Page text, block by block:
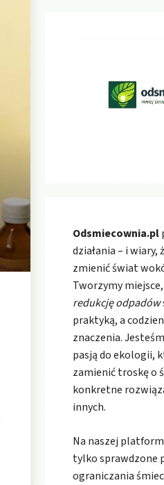
Odsmiecownia.pl
działania – i wiary,
zmienić świat
Tworzymy
redukcję odpadów
praktyką, a
znaczenia.
pasją do ekologii,
zamienić troskę o
konkretne
innych.
Na naszej
tylko sprawdzone
ograniczania